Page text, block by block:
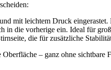
mit leichtem Druck
in die vorherige ein. Ideal für
die für zusätzliche
– ganz ohne sichtbare